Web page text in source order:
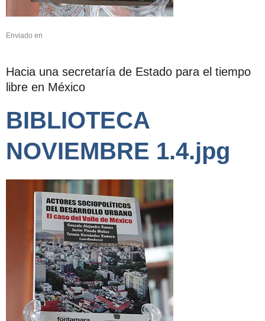
Enviado en
Hacia una secretaría de Estado para el tiempo
libre en México
BIBLIOTECA
NOVIEMBRE 1.4.jpg